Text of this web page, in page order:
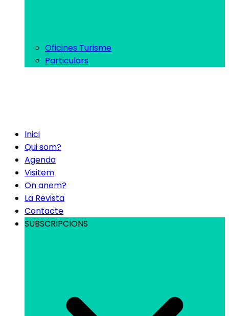
Oficines Turisme
Particulars
Inici
Qui som?
Agenda
Visitem
On anem?
La Revista
Contacte
SUBSCRIPCIONS